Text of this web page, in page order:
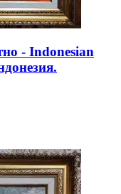
- Indonesian